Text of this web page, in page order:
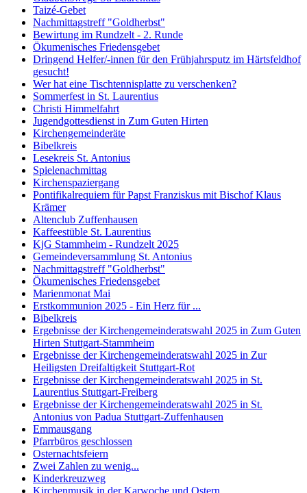
Taizé-Gebet
Nachmittagstreff "Goldherbst"
Bewirtung im Rundzelt - 2. Runde
Ökumenisches Friedensgebet
Dringend Helfer/-innen für den Frühjahrsputz im Härtsfeldhof
gesucht!
Wer hat eine Tischtennisplatte zu verschenken?
Sommerfest in St. Laurentius
Christi Himmelfahrt
Jugendgottesdienst in Zum Guten Hirten
Kirchengemeinderäte
Bibelkreis
Lesekreis St. Antonius
Spielenachmittag
Kirchenspaziergang
Pontifikalrequiem für Papst Franziskus mit Bischof Klaus
Krämer
Altenclub Zuffenhausen
Kaffeestüble St. Laurentius
KjG Stammheim - Rundzelt 2025
Gemeindeversammlung St. Antonius
Nachmittagstreff "Goldherbst"
Ökumenisches Friedensgebet
Marienmonat Mai
Erstkommunion 2025 - Ein Herz für ...
Bibelkreis
Ergebnisse der Kirchengemeinderatswahl 2025 in Zum Guten
Hirten Stuttgart-Stammheim
Ergebnisse der Kirchengemeinderatswahl 2025 in Zur
Heiligsten Dreifaltigkeit Stuttgart-Rot
Ergebnisse der Kirchengemeinderatswahl 2025 in St.
Laurentius Stuttgart-Freiberg
Ergebnisse der Kirchengemeinderatswahl 2025 in St.
Antonius von Padua Stuttgart-Zuffenhausen
Emmausgang
Pfarrbüros geschlossen
Osternachtsfeiern
Zwei Zahlen zu wenig...
Kinderkreuzweg